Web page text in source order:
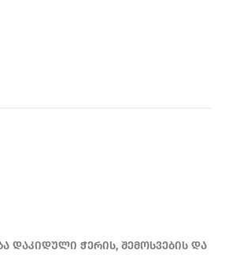
დაკიდული ჭერის, შემოსვების და